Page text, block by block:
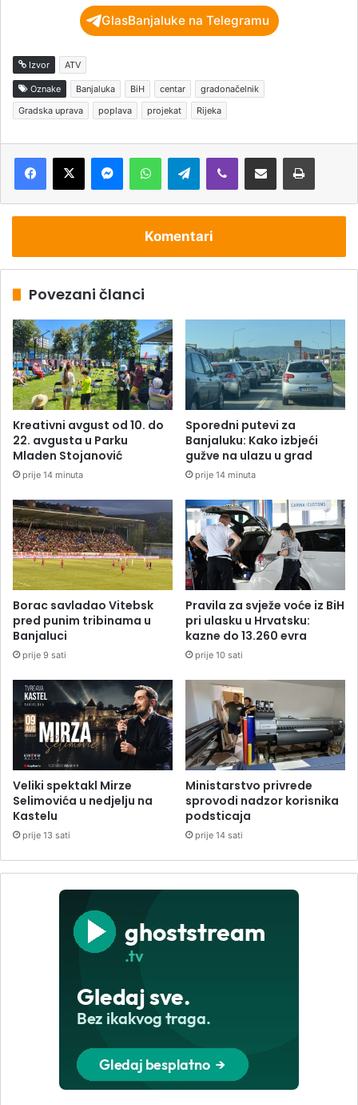
GlasBanjaluke na Telegramu
Izvor ATV
Oznake Banjaluka BiH centar
gradonačelnik
Gradska uprava
poplava projekat Rijeka
Telegram
Komentari
Povezani članci
Kreativni avgust od 10. do
22. avgusta u Parku
Mladen Stojanović
prije 14 minuta
Sporedni putevi za
Banjaluku: Kako izbjeći
gužve na ulazu u grad
prije 14 minuta
Borac savladao Vitebsk
pred punim tribinama u
Banjaluci
prije 9 sati
Pravila za svježe voće iz BiH
pri ulasku u Hrvatsku:
kazne do 13.260 evra
prije 10 sati
Veliki spektakl Mirze
Selimovića u nedjelju na
Kastelu
prije 13 sati
Ministarstvo privrede
sprovodi nadzor korisnika
podsticaja
prije 14 sati